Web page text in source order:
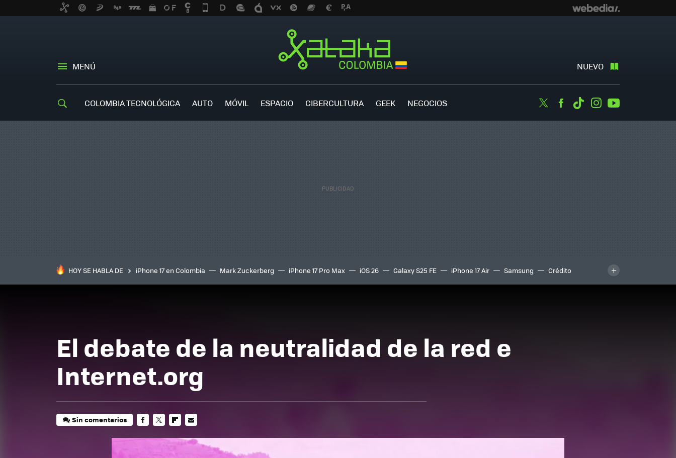
MENÚ NUEVO
COLOMBIA TECNOLÓGICA AUTO MÓVIL ESPACIO CIBERCULTURA GEEK NEGOCIOS TwitterFacebook
TiktokInstagram
HOY SE HABLA DE iPhone 17 en Colombia Mark Zuckerberg iPhone 17 Pro Max iOS 26 Galaxy S25 FE iPhone 17 Air Samsung
Crédito
inteligente
IA TCL C8K
El debate de la neutralidad de la red e
Internet.org
Sin comentarios
MAIL